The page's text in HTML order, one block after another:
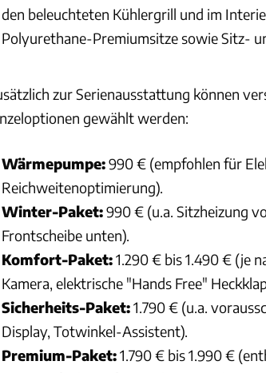
den beleuchteten Kühlergrill und im
Polyurethane-Premiumsitze sowie Sitz-
zur Serienausstattung können
gewählt werden:
Wärmepumpe:990 € (empfohlen für
Reichweitenoptimierung).
Winter-Paket:990 € (u.a. Sitzheizung
Frontscheibe unten).
Komfort-Paket:1.290 € bis 1.490 € (je
Kamera, elektrische "Hands Free"
Sicherheits-Paket:1.790 € (u.a.
Display, Totwinkel-Assistent).
Premium-Paket:1.790 € bis 1.990 €